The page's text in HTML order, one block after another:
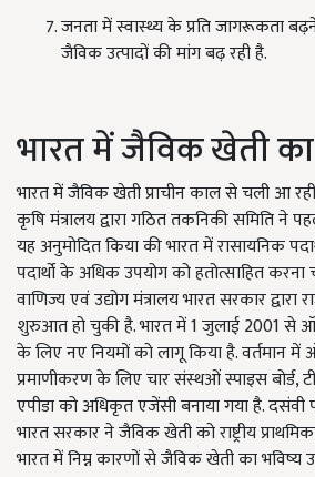
जनता में स्वास्थ्य के प्रति जागरूकता
जैविक उत्पादों की मांग बढ़ रही है.
भारत में जैविक खेती
भारत में जैविक खेती प्राचीन काल से चली आ
कृषि मंत्रालय द्वारा गठित तकनिकी समिति ने
यह अनुमोदित किया की भारत में रासायनिक
पदार्थो के अधिक उपयोग को हतोत्साहित करना
वाणिज्य एवं उद्योग मंत्रालय भारत सरकार द्वारा
शुरुआत हो चुकी है. भारत में 1 जुलाई 2001 से
के लिए नए नियमों को लागू किया है. वर्तमान में
प्रमाणीकरण के लिए चार संस्थओं स्पाइस बोर्ड, टी
एपीडा को अधिकृत एजेंसी बनाया गया है. दसंवी
भारत सरकार ने जैविक खेती को राष्ट्रीय
भारत में निम्न कारणों से जैविक खेती का भविष्य